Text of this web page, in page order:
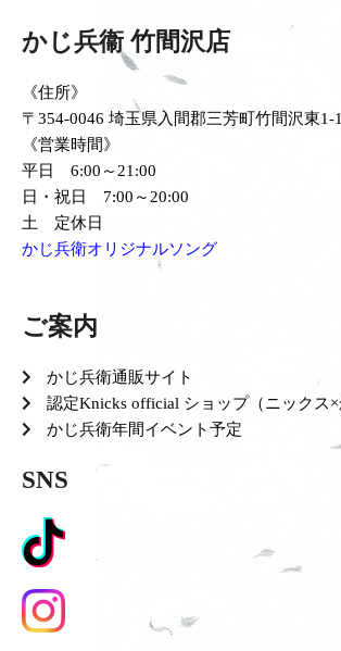
かじ兵衞 竹間沢店
《住所》
〒354-0046 埼玉県入間郡三芳町竹間沢東1-
《営業時間》
平日 6:00～21:00
日・祝日 7:00～20:00
土 定休日
かじ兵衛オリジナルソング
ご案内
かじ兵衛通販サイト
認定Knicks official ショップ（ニックス×
かじ兵衛年間イベント予定
SNS